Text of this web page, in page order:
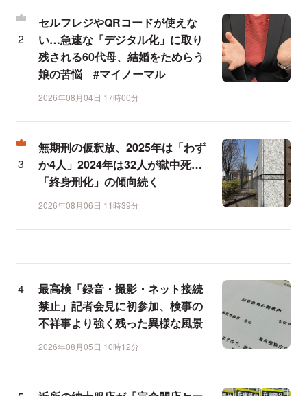
セルフレジやQRコードが使えな
い…急速な「デジタル化」に取り
残される60代母、結婚をためらう
娘の苦悩 #マイノーマル
2026年08月04日 17時00分
無期刑の仮釈放、2025年は「わず
か4人」2024年は32人が獄中死…
「終身刑化」の傾向続く
2026年08月06日 11時39分
最高検「録音・撮影・ネット接続
禁止」記者会見に初参加、検事の
不祥事より強く残った異様な風景
2026年08月05日 10時12分